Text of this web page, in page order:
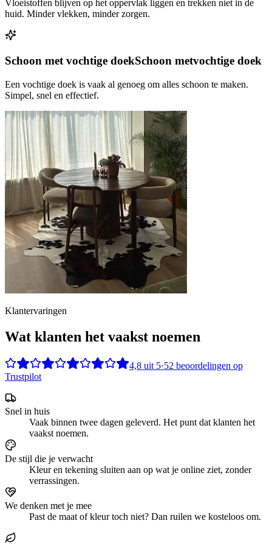
Vloeistoffen blijven op het oppervlak liggen en trekken niet in de
huid. Minder vlekken, minder zorgen.
Schoon met vochtige doekSchoon metvochtige doek
Een vochtige doek is vaak al genoeg om alles schoon te maken.
Simpel, snel en effectief.
Klantervaringen
Wat klanten het vaakst noemen
4,8 uit5·52 beoordelingen op
Trustpilot
Snel in huis
Vaak binnen twee dagen geleverd. Het punt dat klanten het
vaakst noemen.
De stijl die je verwacht
Kleur en tekening sluiten aan op wat je online ziet, zonder
verrassingen.
We denken met je mee
Past de maat of kleur toch niet? Dan ruilen we kosteloos om.